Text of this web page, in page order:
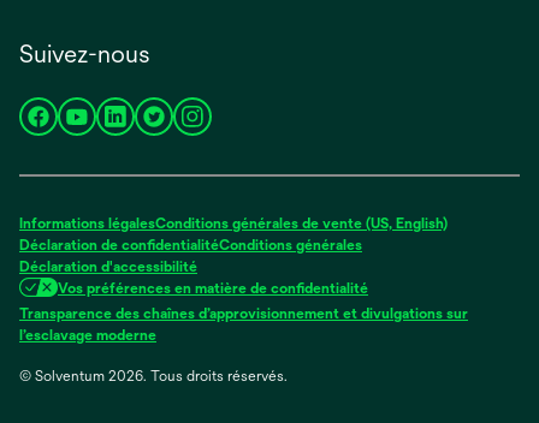
Suivez-nous
s’ouvre
nouvel
onglet
s’ouvre
nouvel
onglet
s’ouvre
nouvel
onglet
s’ouvre
nouvel
onglet
s’ouvre
nouvel
onglet
Informations légalesConditions générales de vente (US, English)
Déclaration de confidentialitéConditions générales
Déclaration d'accessibilité
Vos préférences en matière de confidentialité
Transparence des chaînes d’approvisionnement et divulgations sur
l’esclavage modernes’ouvre
un
© Solventum 2026. Tous droits réservés.